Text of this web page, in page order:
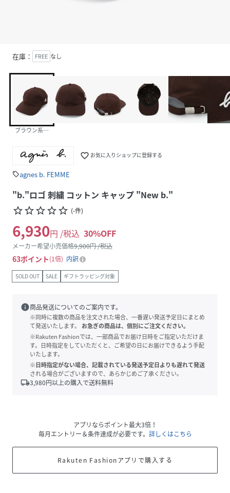
在庫： FREE なし
ブラウン系その他
favorite_border お気に入りショップに登録する
sellagnes b. FEMME
"b."ロゴ 刺繍 コットン キャップ "New b."
star_borderstar_borderstar_borderstar_borderstar_border (-件)
6,930円 /税込 30%OFF
メーカー希望小売価格9,900円 /税込
63ポイント 1倍 内訳
SOLD OUT SALE ギフトラッピング対象
info商品発送についてのご案内です。
※同時に複数の商品を注文された場合、一番遅い発送予定日にまとめ
て発送いたします。
お急ぎの商品は、個別にご注文ください。
※Rakuten Fashionでは、一部商品でお届け日時をご指定いただけま
す。日時指定をしていただくと、ご希望の日にお届けできるよう手配
いたします。
※日時指定がない場合、記載されている発送予定日よりも遅れて発送
される場合がございますので、あらかじめご了承ください。
local_shipping3,980円以上の購入で送料無料
アプリならポイント最大3倍！
毎月エントリー＆条件達成が必要です。 詳しくはこちら
Rakuten Fashionアプリで購入する